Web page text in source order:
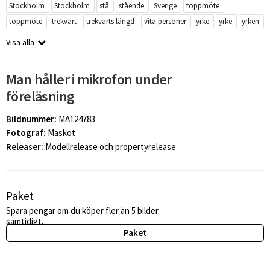
Stockholm
Stockholm stå stående Sverige
toppmöte
toppmöte
trekvart trekvarts längd vita personer yrke yrke yrken
Visa alla
Man håller i mikrofon under
föreläsning
Bildnummer: MA124783
Fotograf: Maskot
Releaser: Modellrelease och propertyrelease
Paket
Spara pengar om du köper fler än 5 bilder
samtidigt.
Paket